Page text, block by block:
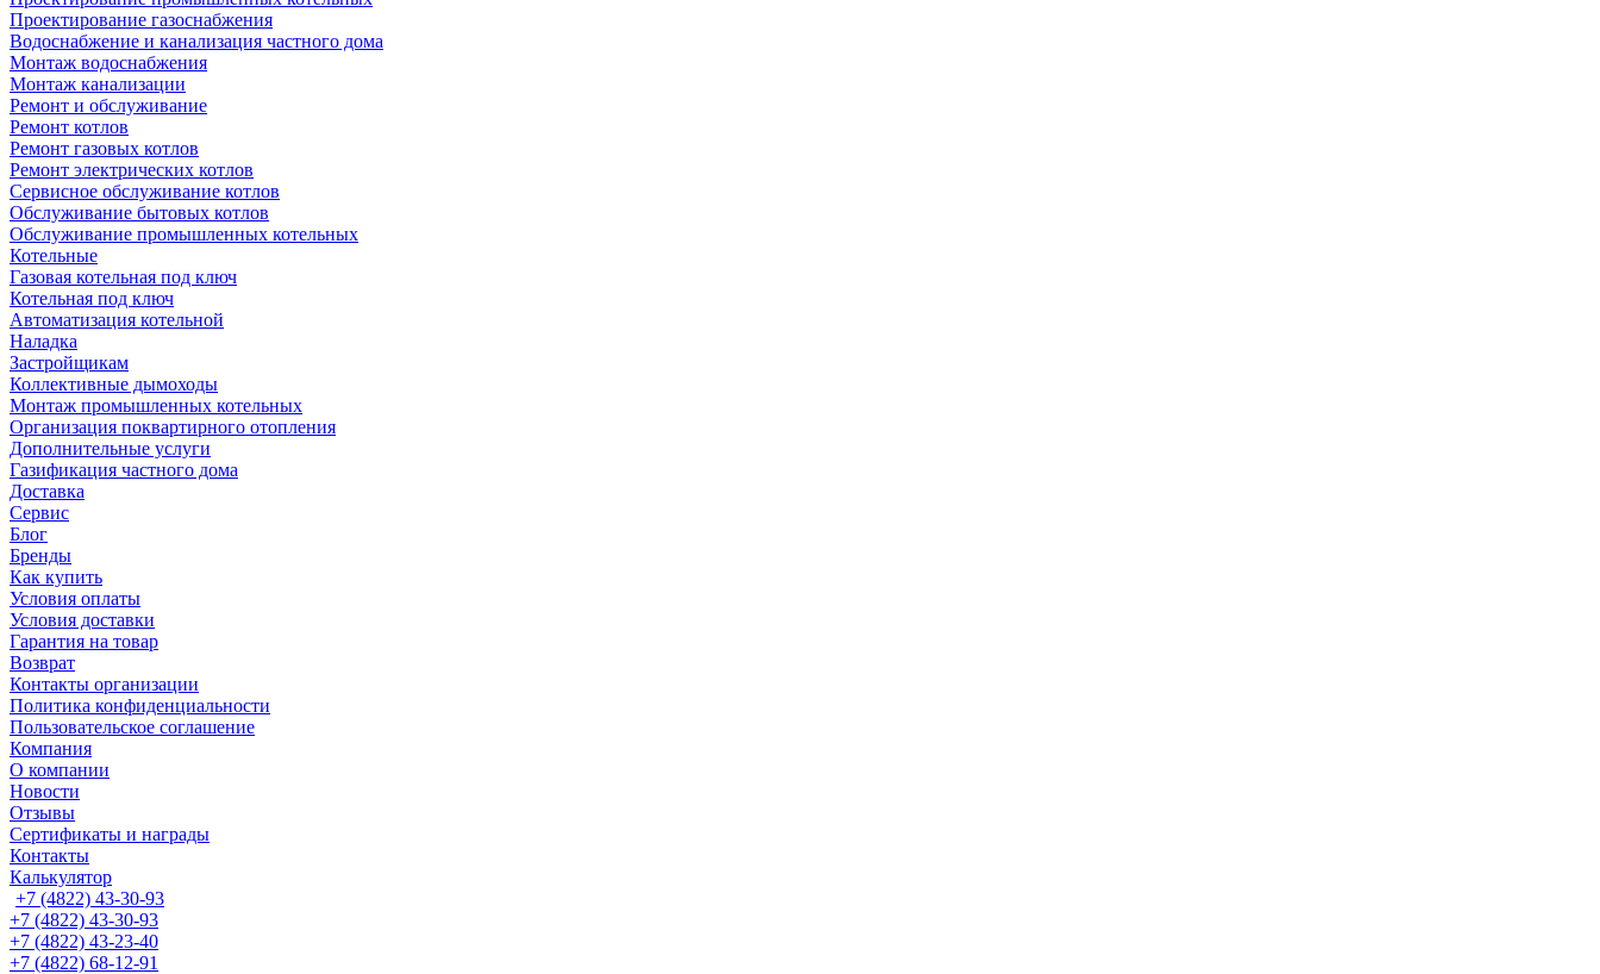
Проектирование газоснабжения
Водоснабжение и канализация частного дома
Монтаж водоснабжения
Монтаж канализации
Ремонт и обслуживание
Ремонт котлов
Ремонт газовых котлов
Ремонт электрических котлов
Сервисное обслуживание котлов
Обслуживание бытовых котлов
Обслуживание промышленных котельных
Котельные
Газовая котельная под ключ
Котельная под ключ
Автоматизация котельной
Наладка
Застройщикам
Коллективные дымоходы
Монтаж промышленных котельных
Организация поквартирного отопления
Дополнительные услуги
Газификация частного дома
Доставка
Сервис
Блог
Бренды
Как купить
Условия оплаты
Условия доставки
Гарантия на товар
Возврат
Контакты организации
Политика конфиденциальности
Пользовательское соглашение
Компания
О компании
Новости
Отзывы
Сертификаты и награды
Контакты
Калькулятор
+7 (4822) 43-30-93
+7 (4822) 43-30-93
+7 (4822) 43-23-40
+7 (4822) 68-12-91